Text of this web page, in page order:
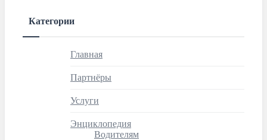
Категории
Главная
Партнёры
Услуги
Энциклопедия
Водителям